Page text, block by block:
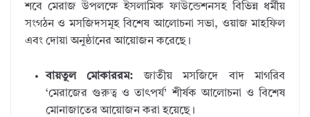
শবে মেরাজ উপলক্ষে ইসলামিক ফাউন্ডেশনসহ বিভিন্ন ধর্মীয়
সংগঠন ও মসজিদসমূহ বিশেষ আলোচনা সভা, ওয়াজ মাহফিল
এবং দোয়া অনুষ্ঠানের আয়োজন করেছে।
বায়তুল মোকাররম: জাতীয় মসজিদে বাদ মাগরিব
‘মেরাজের গুরুত্ব ও তাৎপর্য’ শীর্ষক আলোচনা ও বিশেষ
মোনাজাতের আয়োজন করা হয়েছে।